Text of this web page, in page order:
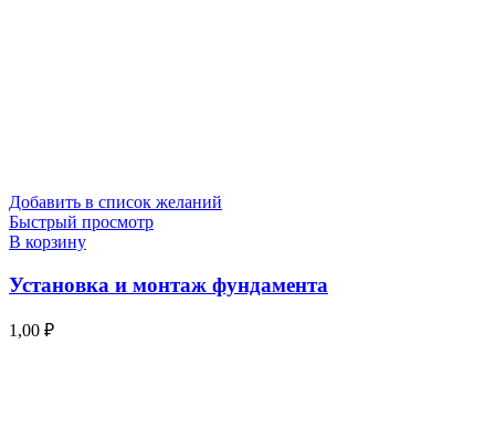
Добавить в список желаний
Быстрый просмотр
В корзину
Установка и монтаж фундамента
1,00 ₽